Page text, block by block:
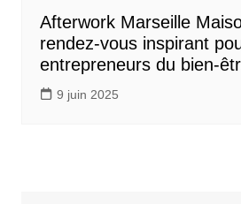
Afterwork Marseille
rendez-vous inspirant
entrepreneurs du bien-
9 juin 2025